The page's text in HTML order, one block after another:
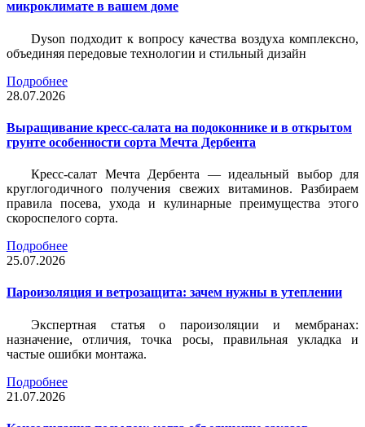
микроклимате в вашем доме
Dyson подходит к вопросу качества воздуха комплексно,
объединяя передовые технологии и стильный дизайн
Подробнее
28.07.2026
Выращивание кресс-салата на подоконнике и в открытом
грунте особенности сорта Мечта Дербента
Кресс-салат Мечта Дербента — идеальный выбор для
круглогодичного получения свежих витаминов. Разбираем
правила посева, ухода и кулинарные преимущества этого
скороспелого сорта.
Подробнее
25.07.2026
Пароизоляция и ветрозащита: зачем нужны в утеплении
Экспертная статья о пароизоляции и мембранах:
назначение, отличия, точка росы, правильная укладка и
частые ошибки монтажа.
Подробнее
21.07.2026